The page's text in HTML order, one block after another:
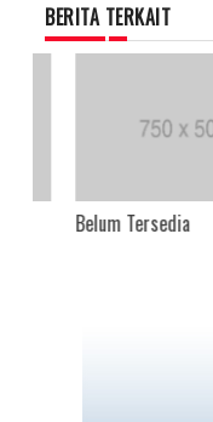
BERITA TERKAIT
Belum Tersedia